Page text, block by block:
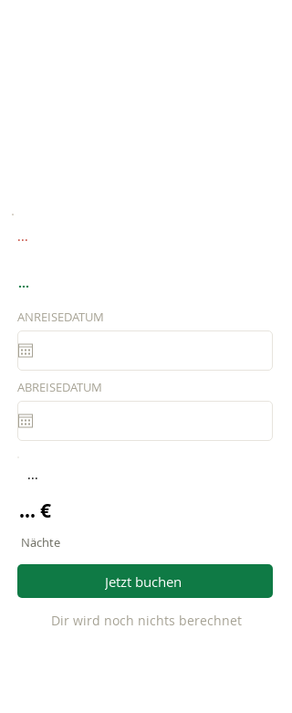
...
...
ANREISEDATUM
ABREISEDATUM
...
... €
Nächte
Jetzt buchen
Dir wird noch nichts berechnet